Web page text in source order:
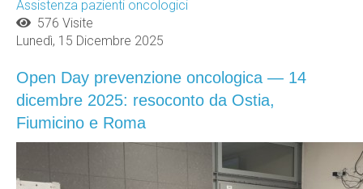
Assistenza pazienti oncologici
576 Visite
Lunedì, 15 Dicembre 2025
Open Day prevenzione oncologica — 14
dicembre 2025: resoconto da Ostia,
Fiumicino e Roma